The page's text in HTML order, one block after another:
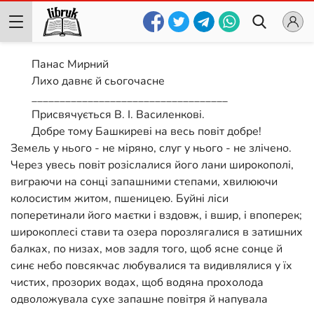
Панас Мирний
Лихо давнє й сьогочасне
___________________________________
Присвячується В. I. Василенкові.
Добре тому Башкиреві на весь повіт добре!
Земель у нього - не міряно, слуг у нього - не злічено.
Через увесь повіт розіслалися його лани широкополі,
виграючи на сонці запашними степами, хвилюючи
колосистим житом, пшеницею. Буйні ліси
поперетинали його маєтки і вздовж, і вшир, і впоперек;
широкоплесі стави та озера порозлягалися в затишних
балках, по низах, мов задля того, щоб ясне сонце й
синє небо повсякчас любувалися та видивлялися у їх
чистих, прозорих водах, щоб водяна прохолода
одволожувала сухе запашне повітря й напувала